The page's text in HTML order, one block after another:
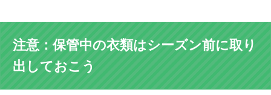
注意：保管中の衣類はシーズン前に取り
出しておこう